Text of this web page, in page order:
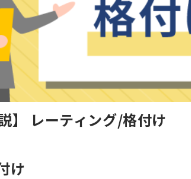
】 レーティング/格付け
け